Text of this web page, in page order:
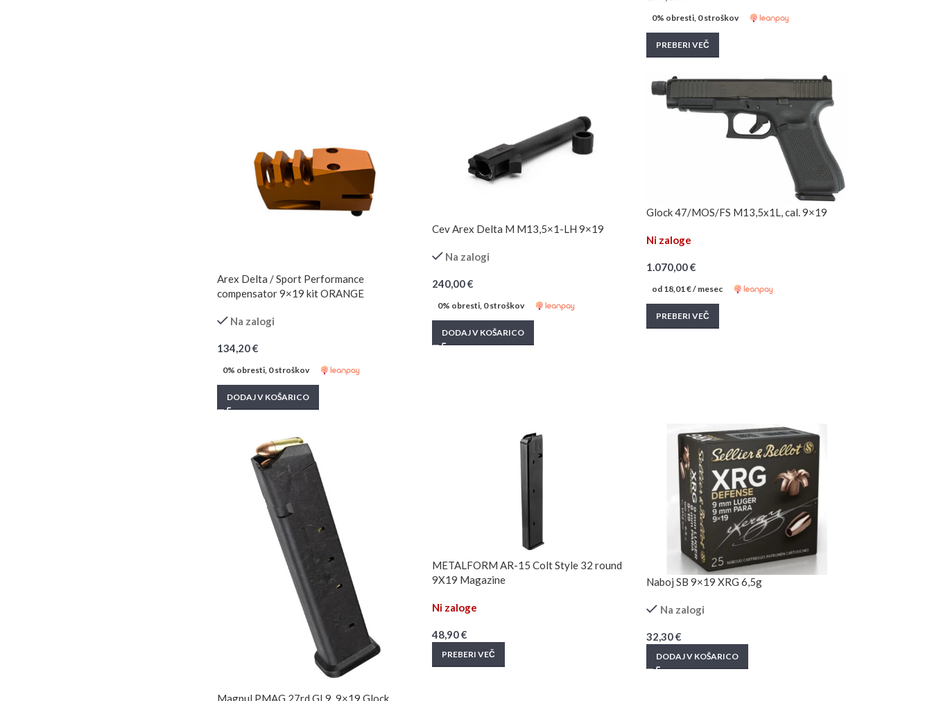
0% obresti, 0 stroškov
PREBERI VEČ
Arex Delta / Sport Performance
compensator 9×19 kit ORANGE
Na zalogi
134,20€
0% obresti, 0 stroškov
DODAJ V KOŠARICO
Cev Arex Delta M M13,5×1-LH 9×19
Na zalogi
240,00€
0% obresti, 0 stroškov
DODAJ V KOŠARICO
Glock 47/MOS/FS M13,5x1L, cal. 9×19
Ni zaloge
1.070,00€
od 18,01€/ mesec
PREBERI VEČ
Magpul PMAG 27rd GL9, 9×19 Glock
METALFORM AR-15 Colt Style 32 round
9X19 Magazine
Ni zaloge
48,90€
PREBERI VEČ
Naboj SB 9×19 XRG 6,5g
Na zalogi
32,30€
DODAJ V KOŠARICO